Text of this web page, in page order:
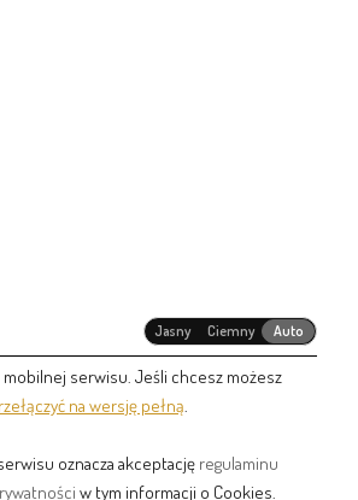
Jasny Ciemny Auto
mobilnej serwisu. Jeśli chcesz możesz
na wersję pełną
oznacza akceptację regulaminu
w tym informacji o Cookies.